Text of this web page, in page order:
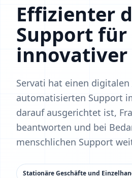
Effizienter
Support für
innovativer
Servati hat einen
automatisierten Support
darauf ausgerichtet ist,
beantworten und bei
menschlichen Support
Stationäre Geschäfte und